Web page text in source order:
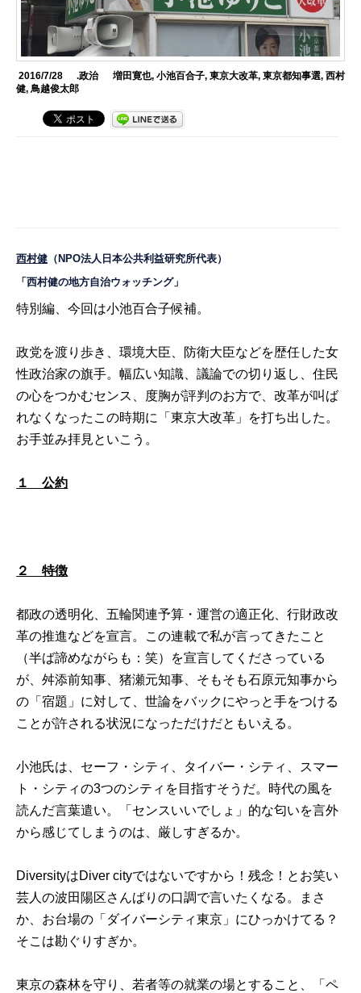
2016/7/28 .政治 増田寛也, 小池百合子, 東京大改革, 東京都知事選, 西村
健,鳥越俊太郎
西村健 （NPO法人日本公共利益研究所代表）
「西村健の地方自治ウォッチング」
特別編、今回は小池百合子候補。
政党を渡り歩き、環境大臣、防衛大臣などを歴任した女
性政治家の旗手。幅広い知識、議論での切り返し、住民
の心をつかむセンス、度胸が評判のお方で、改革が叫ば
れなくなったこの時期に「東京大改革」を打ち出した。
お手並み拝見といこう。
１ 公約
２ 特徴
都政の透明化、五輪関連予算・運営の適正化、行財政改
革の推進などを宣言。この連載で私が言ってきたこと
（半ば諦めながらも：笑）を宣言してくださっている
が、舛添前知事、猪瀬元知事、そもそも石原元知事から
の「宿題」に対して、世論をバックにやっと手をつける
ことが許される状況になっただけだともいえる。
小池氏は、セーフ・シティ、タイバー・シティ、スマー
ト・シティの3つのシティを目指すそうだ。時代の風を
読んだ言葉遣い。「センスいいでしょ」的な匂いを言外
から感じてしまうのは、厳しすぎるか。
DiversityはDiver cityではないですから！残念！とお笑い
芸人の波田陽区さんばりの口調で言いたくなる。まさ
か、お台場の「ダイバーシティ東京」にひっかけてる？
そこは勘ぐりすぎか。
東京の森林を守り、若者等の就業の場とすること、「ペ